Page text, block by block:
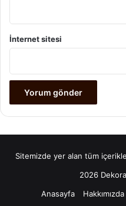
İnternet sitesi
Sitemizde yer alan tüm
2026
Anasayfa
Hakkımızda